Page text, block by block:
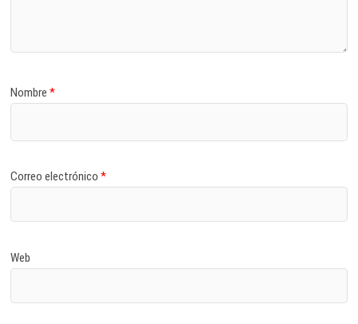
Nombre*
Correo electrónico*
Web